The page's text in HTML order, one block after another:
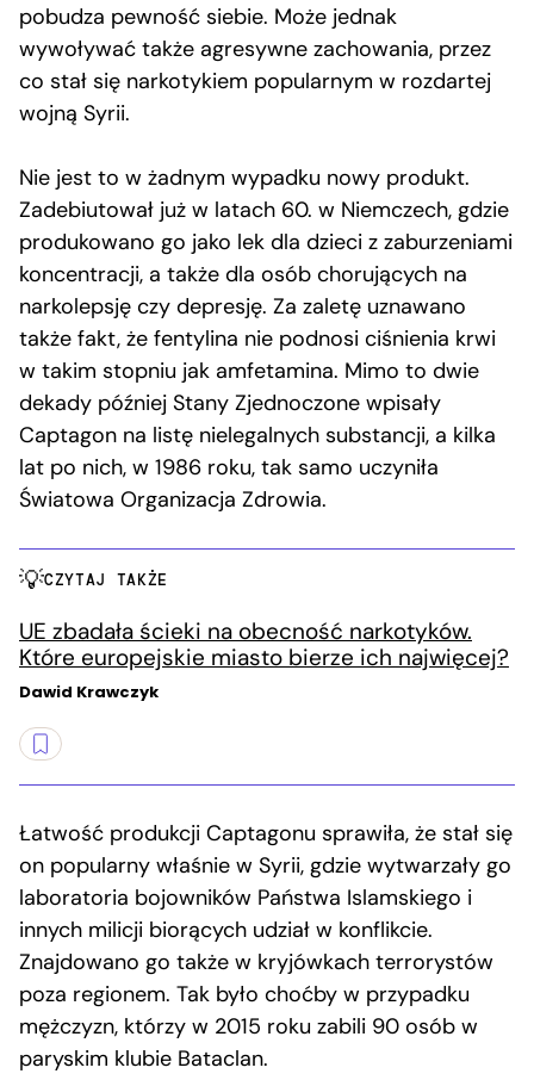
pobudza pewność siebie. Może jednak
wywoływać także agresywne zachowania, przez
co stał się narkotykiem popularnym w rozdartej
wojną Syrii.
Nie jest to w żadnym wypadku nowy produkt.
Zadebiutował już w latach 60. w Niemczech, gdzie
produkowano go jako lek dla dzieci z zaburzeniami
koncentracji, a także dla osób chorujących na
narkolepsję czy depresję. Za zaletę uznawano
także fakt, że fentylina nie podnosi ciśnienia krwi
w takim stopniu jak amfetamina. Mimo to dwie
dekady później Stany Zjednoczone wpisały
Captagon na listę nielegalnych substancji, a kilka
lat po nich, w 1986 roku, tak samo uczyniła
Światowa Organizacja Zdrowia.
CZYTAJ TAKŻE
UE zbadała ścieki na obecność narkotyków.
Które europejskie miasto bierze ich najwięcej?
Dawid Krawczyk
Łatwość produkcji Captagonu sprawiła, że stał się
on popularny właśnie w Syrii, gdzie wytwarzały go
laboratoria bojowników Państwa Islamskiego i
innych milicji biorących udział w konflikcie.
Znajdowano go także w kryjówkach terrorystów
poza regionem. Tak było choćby w przypadku
mężczyzn, którzy w 2015 roku zabili 90 osób w
paryskim klubie Bataclan.